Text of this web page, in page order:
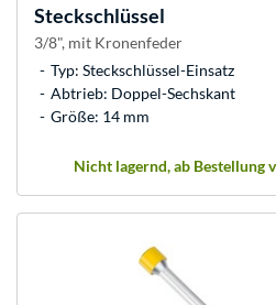
Steckschlüssel
3/8", mit Kronenfeder
Typ: Steckschlüssel-Einsatz
Abtrieb: Doppel-Sechskant
Größe: 14 mm
Nicht lagernd, ab Bestellung